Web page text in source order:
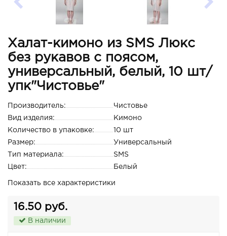
Халат-кимоно из SMS Люкс
без рукавов с поясом,
универсальный, белый, 10 шт/
упк"Чистовье"
Производитель:
Чистовье
Вид изделия:
Кимоно
Количество в упаковке:
10 шт
Размер:
Универсальный
Тип материала:
SMS
Цвет:
Белый
Показать все характеристики
16.50 руб.
В наличии